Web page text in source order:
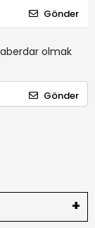
Gönder
olmak
Gönder